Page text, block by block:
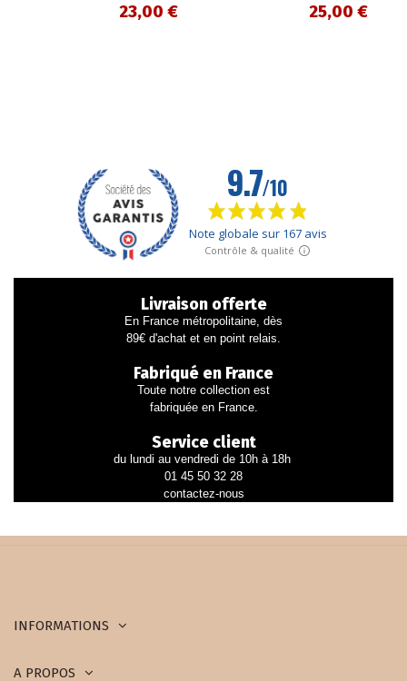
23,00 € 25,00 €
Livraison offerte
En France métropolitaine, dès
89€ d'achat et en point relais.
Fabriqué en France
Toute notre collection est
fabriquée en France.
Service client
du lundi au vendredi de 10h à 18h
01 45 50 32 28
contactez-nous
INFORMATIONS
A PROPOS